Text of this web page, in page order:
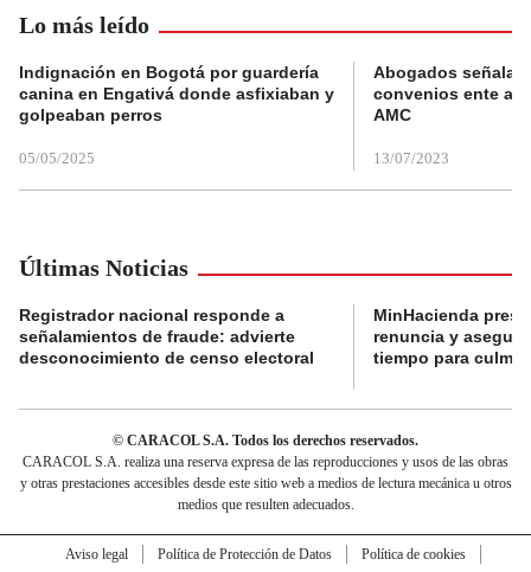
Lo más leído
Indignación en Bogotá por guardería
canina en Engativá donde asfixiaban y
golpeaban perros
05/05/2025
Abogados
convenios ente
AMC
13/07/2023
Últimas Noticias
Registrador nacional responde a
señalamientos de fraude: advierte
desconocimiento de censo electoral
MinHacienda
renuncia y
tiempo para
© CARACOL S.A. Todos los derechos reservados.
CARACOL S.A. realiza una reserva expresa de las reproducciones y usos de las obras
y otras prestaciones accesibles desde este sitio web a medios de lectura mecánica u otros
medios que resulten adecuados.
Aviso legal Política de Protección de Datos
Política de cookies